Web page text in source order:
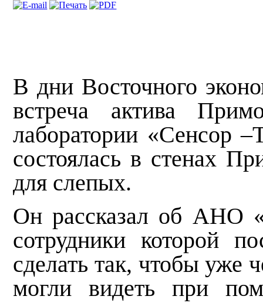
В дни Восточного
встреча актива
лаборатории «Сенсор
состоялась в стенах
для слепых.
Он рассказал об АНО
сотрудникикоторой
сделать так, чтобы уже
могли видеть при